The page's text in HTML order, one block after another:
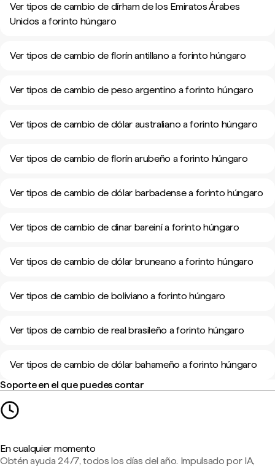
Ver tipos de cambio de dírham de los Emiratos Árabes
Unidos a forinto húngaro
Ver tipos de cambio de florín antillano a forinto húngaro
Ver tipos de cambio de peso argentino a forinto húngaro
Ver tipos de cambio de dólar australiano a forinto húngaro
Ver tipos de cambio de florín arubeño a forinto húngaro
Ver tipos de cambio de dólar barbadense a forinto húngaro
Ver tipos de cambio de dinar bareiní a forinto húngaro
Ver tipos de cambio de dólar bruneano a forinto húngaro
Ver tipos de cambio de boliviano a forinto húngaro
Ver tipos de cambio de real brasileño a forinto húngaro
Ver tipos de cambio de dólar bahameño a forinto húngaro
Soporte en el que puedes contar
En cualquier momento
Obtén ayuda 24/7, todos los días del año. Impulsado por IA,